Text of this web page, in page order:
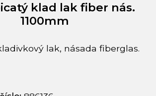
klad lak fiber nás.
1100mm
lak, násada fiberglas.